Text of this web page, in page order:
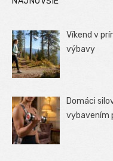
Víkend v
výbavy
Domáci
vybavením